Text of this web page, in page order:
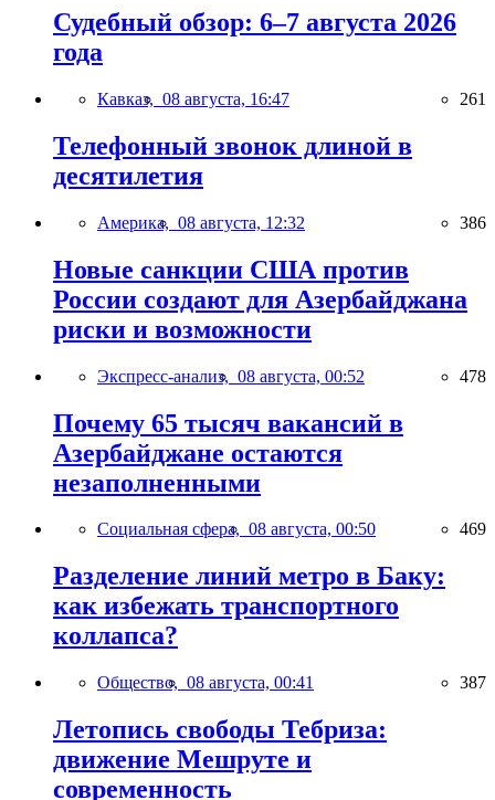
Судебный обзор: 6–7 августа 2026
года
Кавказ, 08 августа, 16:47 261
Телефонный звонок длиной в
десятилетия
Америка, 08 августа, 12:32 386
Новые санкции США против
России создают для Азербайджана
риски и возможности
Экспресс-анализ, 08 августа, 00:52 478
Почему 65 тысяч вакансий в
Азербайджане остаются
незаполненными
Социальная сфера, 08 августа, 00:50 469
Разделение линий метро в Баку:
как избежать транспортного
коллапса?
Общество, 08 августа, 00:41 387
Летопись свободы Тебриза:
движение Мешруте и
современность